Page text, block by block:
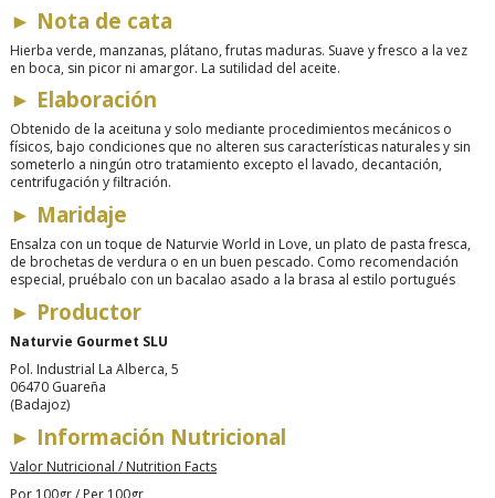
► Nota de cata
Hierba verde, manzanas, plátano, frutas maduras. Suave y fresco a la vez
en boca, sin picor ni amargor. La sutilidad del aceite.
► Elaboración
Obtenido de la aceituna y solo mediante procedimientos mecánicos o
físicos, bajo condiciones que no alteren sus características naturales y sin
someterlo a ningún otro tratamiento excepto el lavado, decantación,
centrifugación y filtración.
► Maridaje
Ensalza con un toque de Naturvie World in Love, un plato de pasta fresca,
de brochetas de verdura o en un buen pescado. Como recomendación
especial, pruébalo con un bacalao asado a la brasa al estilo portugués
► Productor
Naturvie Gourmet SLU
Pol. Industrial La Alberca, 5
06470 Guareña
(Badajoz)
► Información Nutricional
Valor Nutricional / Nutrition Facts